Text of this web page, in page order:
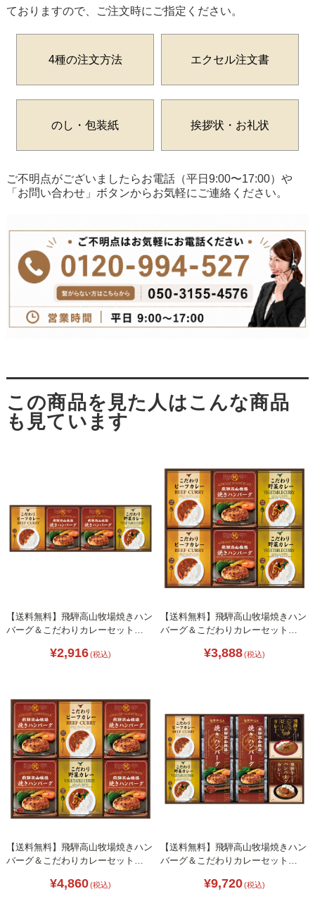
ておりますので、ご注文時にご指定ください。
4種の注文方法 エクセル注文書
のし・包装紙 挨拶状・お礼状
ご不明点がございましたらお電話（平日9:00〜17:00）や
「お問い合わせ」ボタンからお気軽にご連絡ください。
【送料無料】飛騨高山牧場焼きハン
バーグ＆こだわりカレーセット
¥2,916(税込)
【送料無料】飛騨高山牧場焼きハン
バーグ＆こだわりカレーセット
¥3,888(税込)
【送料無料】飛騨高山牧場焼きハン
バーグ＆こだわりカレーセット
¥4,860(税込)
【送料無料】飛騨高山牧場焼きハン
バーグ＆こだわりカレーセット
¥9,720(税込)